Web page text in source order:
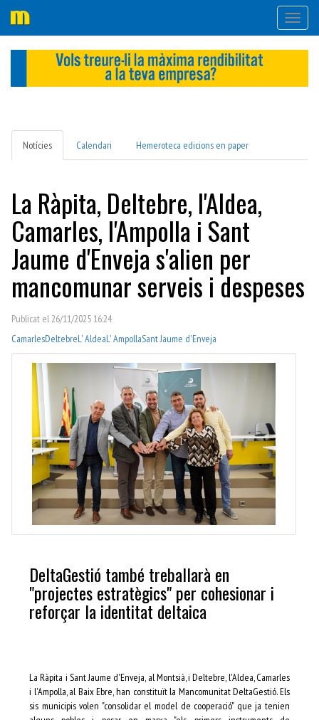
Notícies Calendari Hemeroteca edicions en paper
La Ràpita, Deltebre, l'Aldea,
Camarles, l'Ampolla i Sant
Jaume d'Enveja s'alien per
mancomunar serveis i despeses
Publicat el 26/11/2025 16:24
CamarlesDeltebreL' AldeaL' AmpollaSant Jaume d'Enveja
DeltaGestió també treballarà en
"projectes estratègics" per cohesionar i
reforçar la identitat deltaica
La Ràpita i Sant Jaume d'Enveja, al Montsià, i Deltebre, l'Aldea, Camarles
i l'Ampolla, al Baix Ebre, han constituït la Mancomunitat DeltaGestió. Els
sis municipis volen "consolidar el model de cooperació" que ja tenien